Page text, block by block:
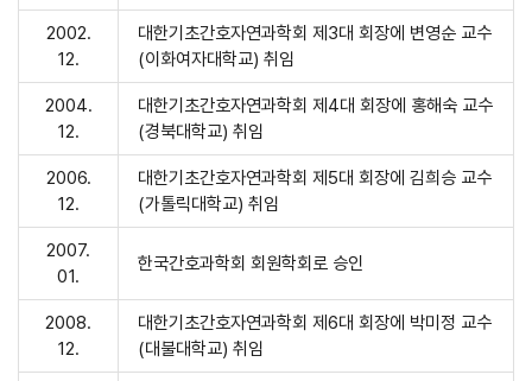
2002.
12.
대한기초간호자연과학회 제3대 회장에 변영순 교수
(이화여자대학교) 취임
2004.
12.
대한기초간호자연과학회 제4대 회장에 홍해숙 교수
(경북대학교) 취임
2006.
12.
대한기초간호자연과학회 제5대 회장에 김희승 교수
(가톨릭대학교) 취임
2007.
01.
한국간호과학회 회원학회로 승인
2008.
12.
대한기초간호자연과학회 제6대 회장에 박미정 교수
(대불대학교) 취임